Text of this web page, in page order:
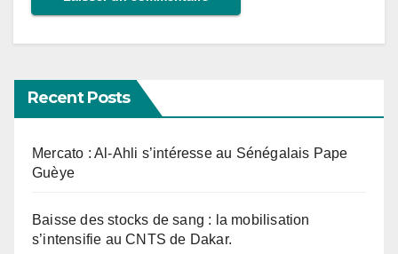
Recent Posts
Mercato : Al-Ahli s’intéresse au Sénégalais Pape
Guèye
Baisse des stocks de sang : la mobilisation
s’intensifie au CNTS de Dakar.